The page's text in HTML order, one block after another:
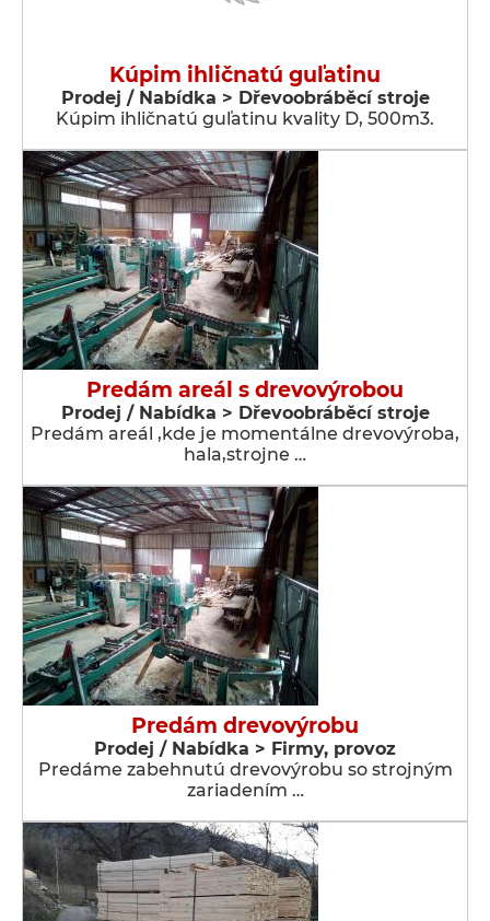
Kúpim ihličnatú guľatinu
Prodej / Nabídka > Dřevoobráběcí stroje
Kúpim ihličnatú guľatinu kvality D, 500m3.
Predám areál s drevovýrobou
Prodej / Nabídka > Dřevoobráběcí stroje
Predám areál ,kde je momentálne drevovýroba,
hala,strojne …
Predám drevovýrobu
Prodej / Nabídka > Firmy, provoz
Predáme zabehnutú drevovýrobu so strojným
zariadením …